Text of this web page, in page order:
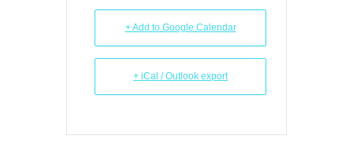
+ Add to Google Calendar
+ iCal / Outlook export